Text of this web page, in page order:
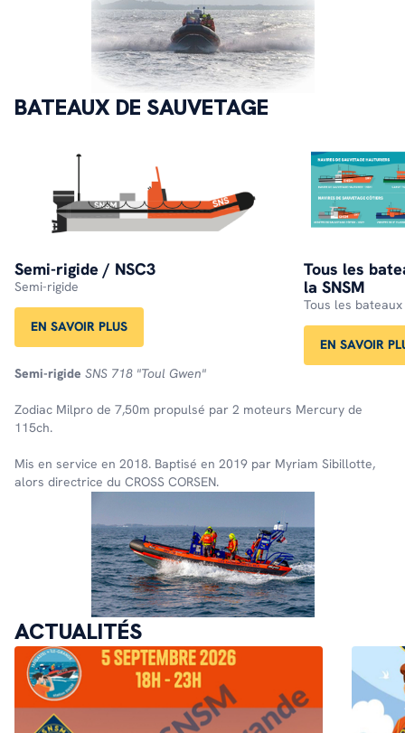
BATEAUX DE SAUVETAGE
Semi-rigide / NSC3
Semi-rigide
EN SAVOIR PLUS
Tous les
la SNSM
Tous les
EN SAVOIR
Semi-rigide SNS 718 "Toul Gwen"
Zodiac Milpro de 7,50m propulsé par 2 moteurs Mercury de
115ch.
Mis en service en 2018. Baptisé en 2019 par Myriam Sibillotte,
alors direc­trice du CROSS CORSEN.
ACTUALITÉS